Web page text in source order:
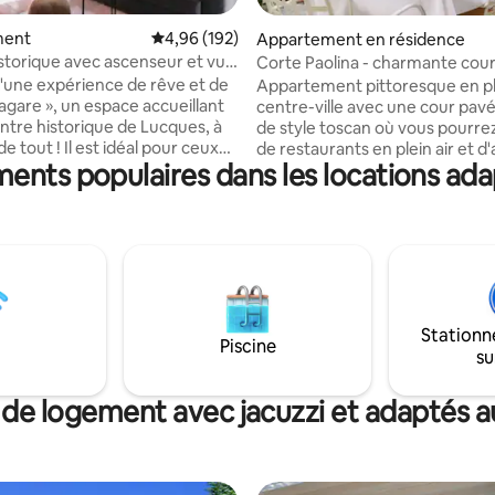
la base de 121 commentaires : 5 sur 5
Évaluation moyenne sur la base de 192
4,96 (192)
avec ascenseur et vue
expérience de rêve et de
», un espace accueillant
historique de Lucques, à
tout ! Il est idéal pour ceux
séjourner dans la ville sans
à utiliser la voiture. Un
en dehors de
pour visiter d'autres villes
Appartement en résidence
Corte Paolina - charmante
l'intérieur de Lucques
Appartement pittoresque en
centre-ville avec une cour
de style toscan où vous
de restaurants en plein air et
de loisirs. Les nombreuses
fleurs offrent le refuge parfait
marche. L'appartement a été
avec un sens du détail et une
technologie moderne tout en
conservant le charme et
du passé. la maison idéale loin
populaires dans les locations
Piscine
logement avec jacuzzi et adaptés